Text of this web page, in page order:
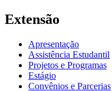
Extensão
Apresentação
Assistência Estudantil
Projetos e Programas
Estágio
Convênios e Parcerias